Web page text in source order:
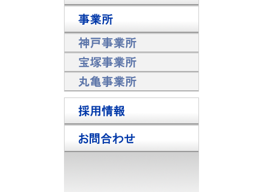
事業所
神戸事業所
宝塚事業所
丸亀事業所
採用情報
お問合わせ